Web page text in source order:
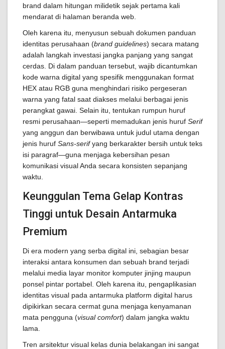
brand dalam hitungan milidetik sejak pertama kali
mendarat di halaman beranda web.
Oleh karena itu, menyusun sebuah dokumen panduan
identitas perusahaan (brand guidelines) secara matang
adalah langkah investasi jangka panjang yang sangat
cerdas. Di dalam panduan tersebut, wajib dicantumkan
kode warna digital yang spesifik menggunakan format
HEX atau RGB guna menghindari risiko pergeseran
warna yang fatal saat diakses melalui berbagai jenis
perangkat gawai. Selain itu, tentukan rumpun huruf
resmi perusahaan—seperti memadukan jenis huruf Serif
yang anggun dan berwibawa untuk judul utama dengan
jenis huruf Sans-serifyang berkarakter bersih untuk teks
isi paragraf—guna menjaga kebersihan pesan
komunikasi visual Anda secara konsisten sepanjang
waktu.
Keunggulan Tema Gelap Kontras
Tinggi untuk Desain Antarmuka
Premium
Di era modern yang serba digital ini, sebagian besar
interaksi antara konsumen dan sebuah brand terjadi
melalui media layar monitor komputer jinjing maupun
ponsel pintar portabel. Oleh karena itu, pengaplikasian
identitas visual pada antarmuka platform digital harus
dipikirkan secara cermat guna menjaga kenyamanan
mata pengguna (visual comfort) dalam jangka waktu
lama.
Tren arsitektur visual kelas dunia belakangan ini sangat